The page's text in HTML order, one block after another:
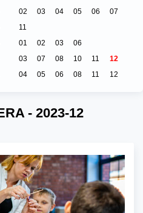
02 03 04 05 06
07
11
01 02 03
06
03 07 08 10 11
12
04 05 06 08 11 12
- 2023-12